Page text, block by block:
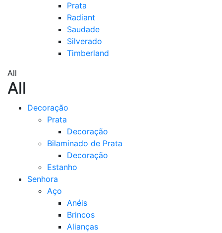
Prata
Radiant
Saudade
Silverado
Timberland
All
All
Decoração
Prata
Decoração
Bilaminado de Prata
Decoração
Estanho
Senhora
Aço
Anéis
Brincos
Alianças